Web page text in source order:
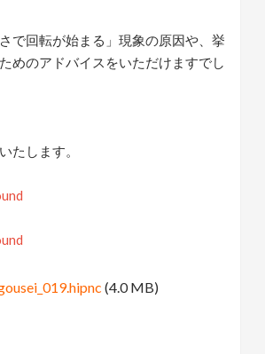
で回転が始まる」現象の原因や、挙
めのアドバイスをいただけますでし
たします。
(4.0 MB)